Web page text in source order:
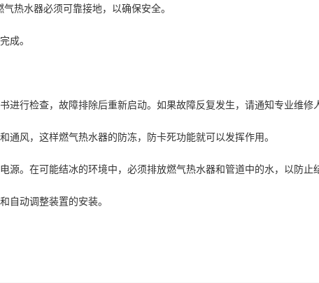
热水器必须可靠接地，以确保安全。
成。
进行检查，故障排除后重新启动。如果故障反复发生，请通知专业维修
通风，这样燃气热水器的防冻，防卡死功能就可以发挥作用。
源。在可能结冰的环境中，必须排放燃气热水器和管道中的水，以防止
自动调整装置的安装。